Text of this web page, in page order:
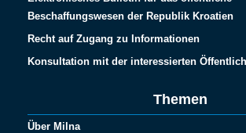
Beschaffungswesen der Republik Kroatien
Recht auf Zugang zu Informationen
Konsultation mit der interessierten
Themen
Über Milna